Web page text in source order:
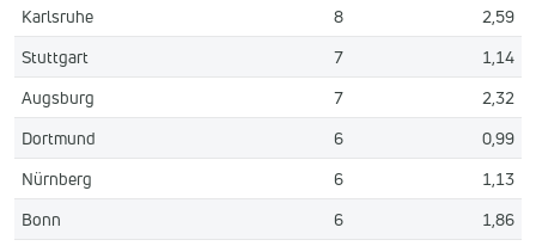
Karlsruhe
8
2,59
Stuttgart
7
1,14
Augsburg
7
2,32
Dortmund
6
0,99
Nürnberg
6
1,13
Bonn
6
1,86